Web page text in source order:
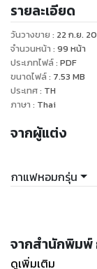
“ฟ้ามีคนอื่นแล้วคง
“..”
“ได้ฟ้าจะย้ายออกย้
“..”
ไปรญาเดินออกจา
สีหน้าแล้วเขาคงได้
“อย่าบอกใครเรื่อง
“แล้วจะไปอยู่ไหนคื
ซีรีส์ วัยรุ่นวุ่นรัก
รายละเอียด
วันวางขาย : 22 ก.ย.
จำนวนหน้า : 99 หน้า
ประเภทไฟล์: PDF
ขนาดไฟล์: 7.53 MB
ประเทศ: TH
ภาษา : Thai
จากผู้แต่ง
กาแฟหอมกรุ่น
จากสำนักพิมพ์
ดูเพิ่มเติม